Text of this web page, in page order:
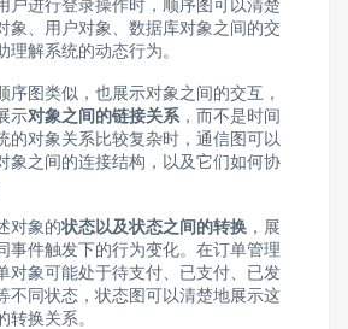
象、用户对象、数据库对象之间的交
理解系统的动态行为。
序图类似，也展示对象之间的交互，
示对象之间的链接关系，而不是时间
的对象关系比较复杂时，通信图可以
象之间的连接结构，以及它们如何协
对象的状态以及状态之间的转换，展
事件触发下的行为变化。在订单管理
对象可能处于待支付、已支付、已发
不同状态，状态图可以清楚地展示这
转换关系。